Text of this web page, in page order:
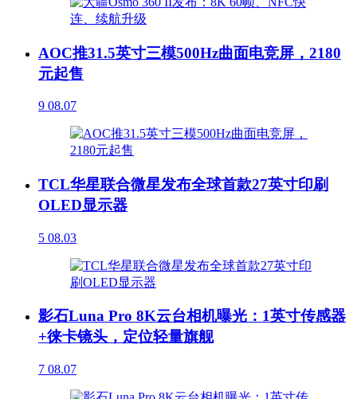
AOC推31.5英寸三模500Hz曲面电竞屏，2180
元起售
9 08.07
TCL华星联合微星发布全球首款27英寸印刷
OLED显示器
5 08.03
影石Luna Pro 8K云台相机曝光：1英寸传感器
+徕卡镜头，定位轻量旗舰
7 08.07